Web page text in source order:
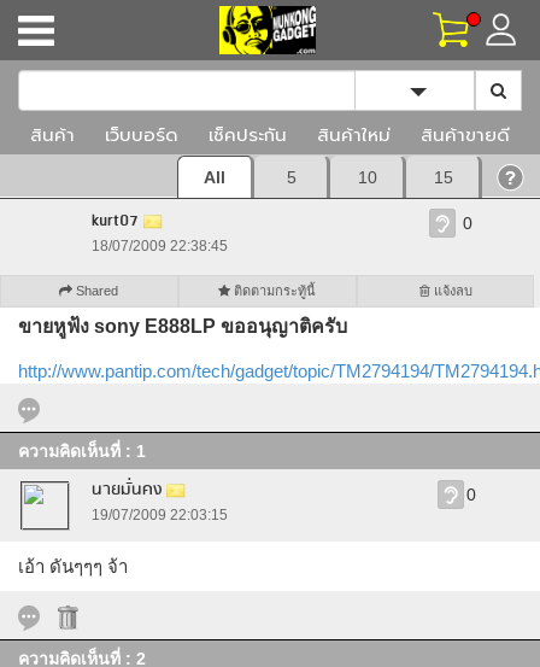
Toggle
สินค้า เว็บบอร์ด เช็คประกัน สินค้าใหม่ สินค้าขายดี
All 5 10 15
kurt07
18/07/2009 22:38:45
0
Shared ติดตามกระทู้นี้ แจ้งลบ
ขายหูฟ้ง sony E888LP ขออนุญาติครับ
http://www.pantip.com/tech/gadget/topic/TM2794194/
ความคิดเห็นที่ : 1
นายมั่นคง
19/07/2009 22:03:15
0
เอ้า ดันๆๆๆ จ้า
ความคิดเห็นที่ : 2